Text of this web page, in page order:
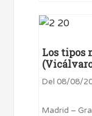
Los tipos
Del 08/08/
Madrid –